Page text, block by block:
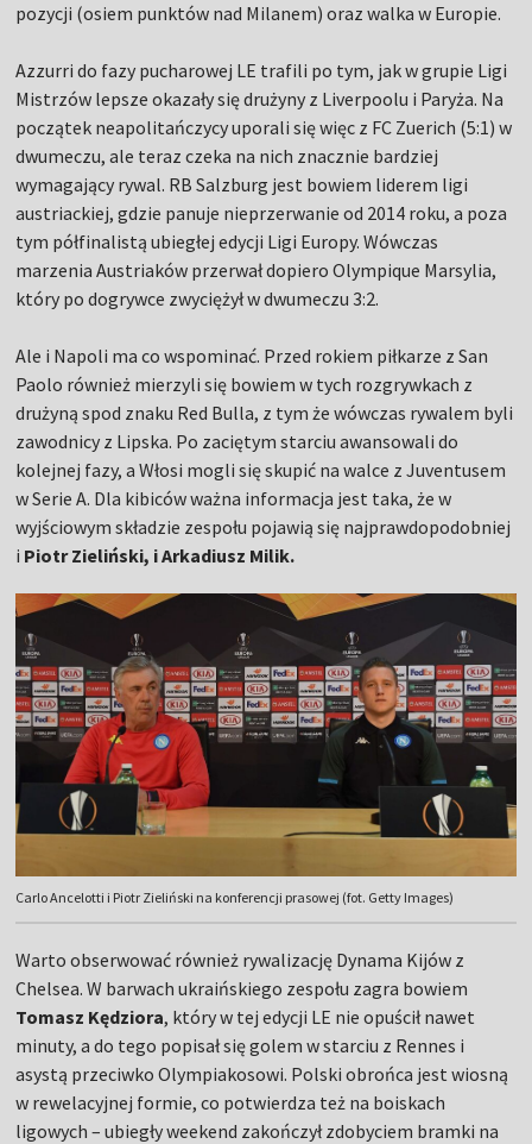
pozycji (osiem punktów nad Milanem) oraz walka w Europie.
Azzurri do fazy pucharowej LE trafili po tym, jak w grupie Ligi
Mistrzów lepsze okazały się drużyny z Liverpoolu i Paryża. Na
początek neapolitańczycy uporali się więc z FC Zuerich (5:1) w
dwumeczu, ale teraz czeka na nich znacznie bardziej
wymagający rywal. RB Salzburg jest bowiem liderem ligi
austriackiej, gdzie panuje nieprzerwanie od 2014 roku, a poza
tym półfinalistą ubiegłej edycji Ligi Europy. Wówczas
marzenia Austriaków przerwał dopiero Olympique Marsylia,
który po dogrywce zwyciężył w dwumeczu 3:2.
Ale i Napoli ma co wspominać. Przed rokiem piłkarze z San
Paolo również mierzyli się bowiem w tych rozgrywkach z
drużyną spod znaku Red Bulla, z tym że wówczas rywalem byli
zawodnicy z Lipska. Po zaciętym starciu awansowali do
kolejnej fazy, a Włosi mogli się skupić na walce z Juventusem
w Serie A. Dla kibiców ważna informacja jest taka, że w
wyjściowym składzie zespołu pojawią się najprawdopodobniej
i Piotr Zieliński, i Arkadiusz Milik.
Carlo Ancelotti i Piotr Zieliński na konferencji prasowej (fot. Getty Images)
Warto obserwować również rywalizację Dynama Kijów z
Chelsea. W barwach ukraińskiego zespołu zagra bowiem
Tomasz Kędziora, który w tej edycji LE nie opuścił nawet
minuty, a do tego popisał się golem w starciu z Rennes i
asystą przeciwko Olympiakosowi. Polski obrońca jest wiosną
w rewelacyjnej formie, co potwierdza też na boiskach
ligowych – ubiegły weekend zakończył zdobyciem bramki na